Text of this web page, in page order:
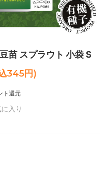
苗 スプラウト 小袋 S
345円)
ト還元
入り